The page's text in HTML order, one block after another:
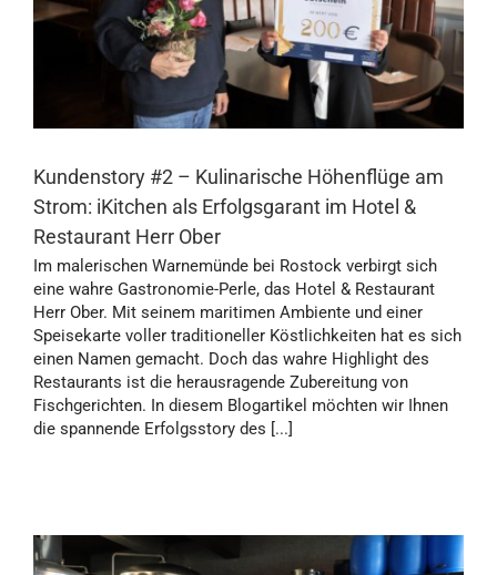
Kundenstory #2 – Kulinarische Höhenflüge am
Strom: iKitchen als Erfolgsgarant im Hotel &
Restaurant Herr Ober
Im malerischen Warnemünde bei Rostock verbirgt sich
eine wahre Gastronomie-Perle, das Hotel & Restaurant
Herr Ober. Mit seinem maritimen Ambiente und einer
Speisekarte voller traditioneller Köstlichkeiten hat es sich
einen Namen gemacht. Doch das wahre Highlight des
Restaurants ist die herausragende Zubereitung von
Fischgerichten. In diesem Blogartikel möchten wir Ihnen
die spannende Erfolgsstory des [...]